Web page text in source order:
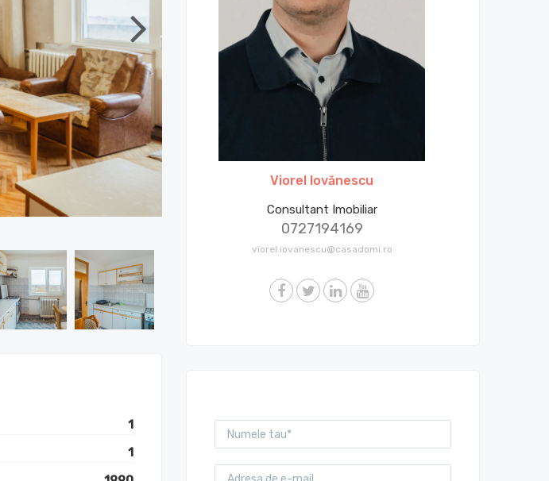
1
1
Viorel Iovănescu
Consultant Imobiliar
0727194169
viorel.iovanescu@casadomi.ro